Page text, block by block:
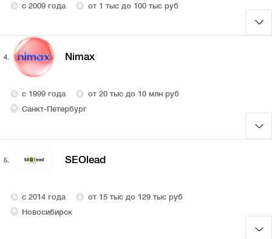
с 2009 года от 1 тыс до 100 тыс руб
4. Nimax
с 1999 года
от 20 тыс до 10 млн руб
Санкт-Петербург
5. SEOlead
с 2014 года
от 15 тыс до 129 тыс руб
Новосибирск